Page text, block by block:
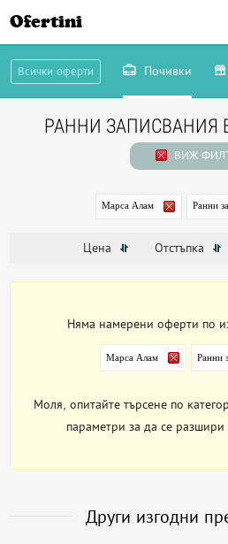
Ofertini
Всички оферти Почивки
РАННИ ЗАПИСВАНИЯ
ВИЖ
Марса Алам Ранни
Цена Отстъпка
Няма намерени оферти по
Марса Алам Ранни
Моля, опитайте търсене по
параметри за да се разшири
Други изгодни